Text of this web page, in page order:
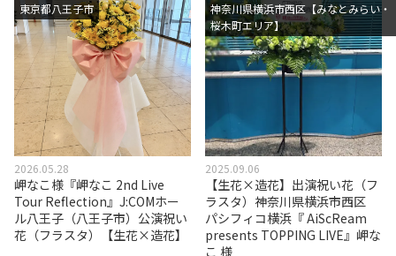
東京都八王子市
2026.05.28
岬なこ様『岬なこ 2nd Live
Tour Reflection』J:COMホー
ル八王子（八王子市）公演祝い
花（フラスタ）【生花×造花】
神奈川県横浜市西区【みなとみらい・
桜木町エリア】
2025.09.06
【生花×造花】出演祝い花（フ
ラスタ）神奈川県横浜市西区
パシフィコ横浜『 AiScReam
presents TOPPING LIVE』岬な
こ 様